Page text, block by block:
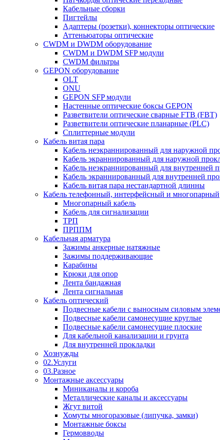
Кабельные сборки
Пигтейлы
Адаптеры (розетки), коннекторы оптические
Аттеньюаторы оптические
CWDM и DWDM оборудование
CWDM и DWDM SFP модули
CWDM фильтры
GEPON оборудование
OLT
ONU
GEPON SFP модули
Настенные оптические боксы GEPON
Разветвители оптические сварные FTB (FBT)
Разветвители оптические планарные (PLC)
Сплиттерные модули
Кабель витая пара
Кабель неэкраннированный для наружной
Кабель экраннированный для наружной
Кабель неэкраннированный для внутренней
Кабель экраннированный для внутренней
Кабель витая пара нестандартной длинны
Кабель телефонный, интерфейсный и многопарный
Многопарный кабель
Кабель для сигнализации
ТРП
ПРППМ
Кабельная арматура
Зажимы анкерные натяжные
Зажимы поддерживающие
Карабины
Крюки для опор
Лента бандажная
Лента сигнальная
Кабель оптический
Подвесные кабели с выносным силовым
Подвесные кабели самонесущие круглые
Подвесные кабели самонесущие плоские
Для кабельной канализации и грунта
Для внутренней прокладки
Хознужды
02.Услуги
03.Разное
Монтажные аксессуары
Миниканалы и короба
Металлические каналы и аксессуары
Жгут витой
Хомуты многоразовые (липучка, замки)
Монтажные боксы
Гермовводы